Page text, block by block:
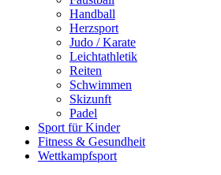
Handball
Herzsport
Judo / Karate
Leichtathletik
Reiten
Schwimmen
Skizunft
Padel
Sport für Kinder
Fitness & Gesundheit
Wettkampfsport